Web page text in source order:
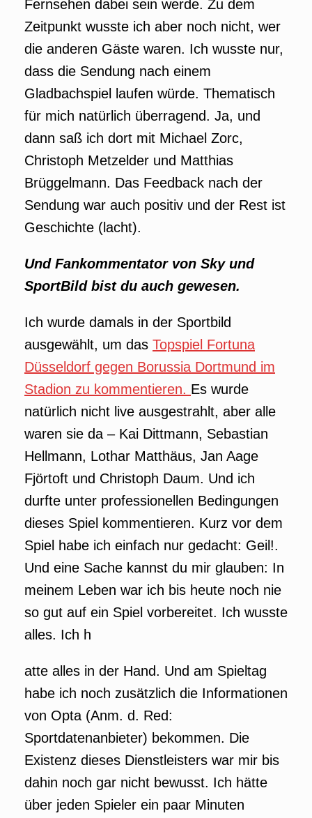
Fernsehen dabei sein werde. Zu dem
Zeitpunkt wusste ich aber noch nicht, wer
die anderen Gäste waren. Ich wusste nur,
dass die Sendung nach einem
Gladbachspiel laufen würde. Thematisch
für mich natürlich überragend. Ja, und
dann saß ich dort mit Michael Zorc,
Christoph Metzelder und Matthias
Brüggelmann. Das Feedback nach der
Sendung war auch positiv und der Rest ist
Geschichte (lacht).
Und Fankommentator von Sky und
SportBild bist du auch gewesen.
Ich wurde damals in der Sportbild
ausgewählt, um das Topspiel Fortuna
Düsseldorf gegen Borussia Dortmund im
Stadion zu kommentieren. Es wurde
natürlich nicht live ausgestrahlt, aber alle
waren sie da – Kai Dittmann, Sebastian
Hellmann, Lothar Matthäus, Jan Aage
Fjörtoft und Christoph Daum. Und ich
durfte unter professionellen Bedingungen
dieses Spiel kommentieren. Kurz vor dem
Spiel habe ich einfach nur gedacht: Geil!.
Und eine Sache kannst du mir glauben: In
meinem Leben war ich bis heute noch nie
so gut auf ein Spiel vorbereitet. Ich wusste
alles. Ich h
atte alles in der Hand. Und am Spieltag
habe ich noch zusätzlich die Informationen
von Opta (Anm. d. Red:
Sportdatenanbieter) bekommen. Die
Existenz dieses Dienstleisters war mir bis
dahin noch gar nicht bewusst. Ich hätte
über jeden Spieler ein paar Minuten